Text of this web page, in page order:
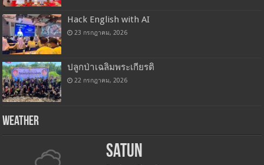
Hack English with AI
23 กรกฎาคม, 2026
ปลูกป่าเฉลิมพระเกียรติ
22 กรกฎาคม, 2026
Weather
Satun